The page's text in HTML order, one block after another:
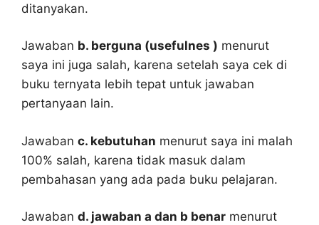
ditanyakan.
Jawaban b. berguna (usefulnes ) menurut
saya ini juga salah, karena setelah saya cek di
buku ternyata lebih tepat untuk jawaban
pertanyaan lain.
Jawaban c. kebutuhan menurut saya ini malah
100% salah, karena tidak masuk dalam
pembahasan yang ada pada buku pelajaran.
Jawaban d. jawaban a dan b benar menurut